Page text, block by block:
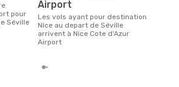
pour
Séville
Airport
Les vols ayant pour destination
Nice au depart de Séville
arrivent à Nice Cote d'Azur
Airport